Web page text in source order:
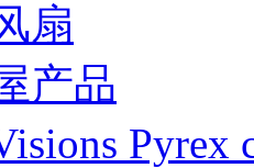
扇
产品
Pyrex